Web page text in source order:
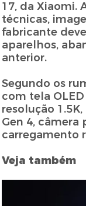
17, da Xiaomi.
técnicas,
fabricante
aparelhos,
anterior.
Segundo os
com tela
resolução
Gen 4, câmera
carregamento
Veja também